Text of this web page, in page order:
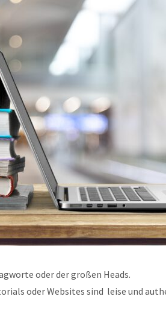
oder der großen Heads.
oder Websites sind leise und